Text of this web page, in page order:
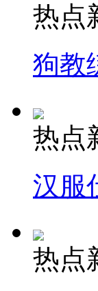
热点
狗教
热点
汉服
热点